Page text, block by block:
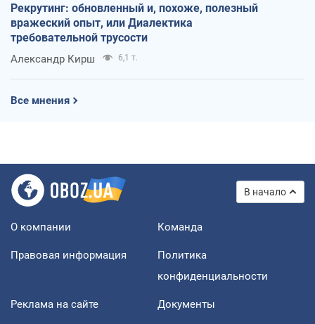
Рекрутинг: обновленный и, похоже, полезный
вражеский опыт, или Диалектика
требовательной трусости
Александр Кирш 6,1 т.
Все мнения
В начало
О компании Команда
Правовая информация
Политика
конфиденциальности
Реклама на сайте Документы